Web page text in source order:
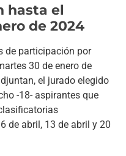
hasta el
de 2024
de participación por
30 de enero de
el jurado elegido
-18- aspirantes que
de abril, 13 de abril y 20